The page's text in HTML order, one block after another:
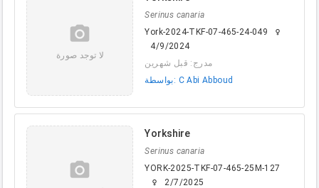
camera_alt
لا توجد صورة
Serinus canaria
York-2024-TKF-07-465-24-049
female
4/9/2024
مدرج: قبل شهرين
بواسطة: C Abi Abboud
camera_alt
Yorkshire
Serinus canaria
YORK-2025-TKF-07-465-25M-127
female 2/7/2025